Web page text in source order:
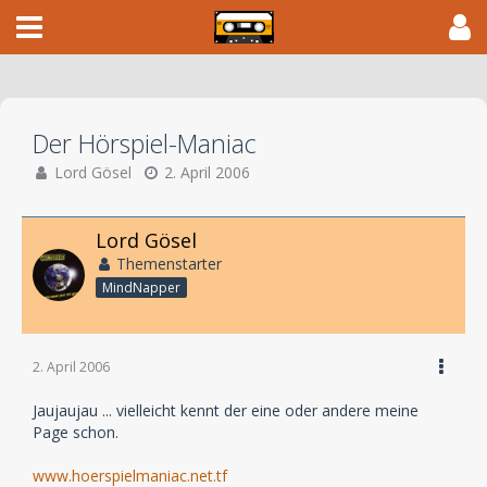
Der Hörspiel-Maniac
Lord Gösel 2. April 2006
Lord Gösel
Themenstarter
MindNapper
2. April 2006
Jaujaujau ... vielleicht kennt der eine oder andere meine
Page schon.
www.hoerspielmaniac.net.tf